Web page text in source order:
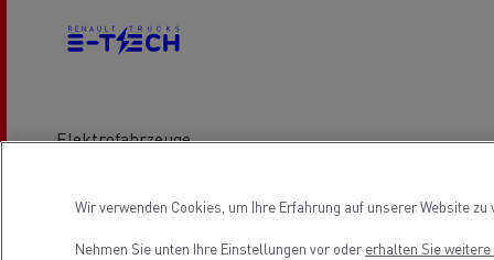
Elektrofahrzeuge
Location
Wir verwenden Cookies, um Ihre Erfahrung auf unserer Website
Nehmen Sie unten Ihre Einstellungen vor oder erhalten Sie